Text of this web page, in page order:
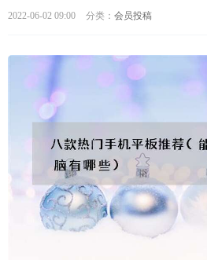
2022-06-02 09:00 分类： 会员投稿